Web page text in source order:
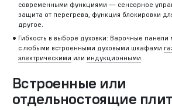
современными функциями — сенсорное
защита от перегрева, функция блокировки
другое.
Гибкость в выборе духовки: Варочные
с любыми встроенными духовыми шкафами
электрическими или индукционными.
Встроенные или
отдельностоящие